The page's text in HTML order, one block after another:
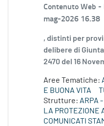
Contenuto Web -
mag-2026 16.38
, distinti per
delibere di
2470 del 16
Aree Tematiche:
E BUONA VITA
Strutture: ARPA
LA PROTEZIONE
COMUNICATI